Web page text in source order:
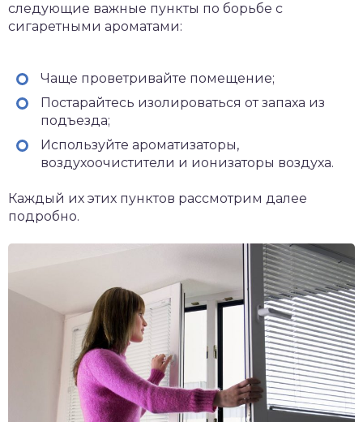
следующие важные пункты по борьбе с
сигаретными ароматами:
Чаще проветривайте помещение;
Постарайтесь изолироваться от запаха из
подъезда;
Используйте ароматизаторы,
воздухоочистители и ионизаторы воздуха.
Каждый их этих пунктов рассмотрим далее
подробно.